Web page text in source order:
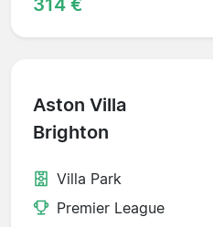
Aston Villa
Brighton
Villa Park
Premier League